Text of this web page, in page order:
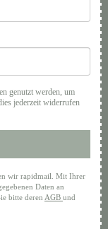
genutzt werden, um
jederzeit widerrufen
wir rapidmail. Mit Ihrer
Daten an
bitte deren AGB und